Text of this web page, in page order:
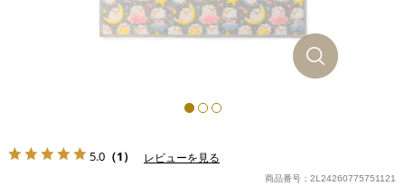
5.0 （1） レビューを見る
商品番号：2L24260775751121